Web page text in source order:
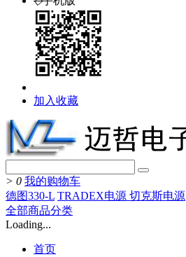
加入收藏
> 0 我的购物车
德图330-L TRADEX电源 切克斯电源
全部商品分类
Loading...
首页